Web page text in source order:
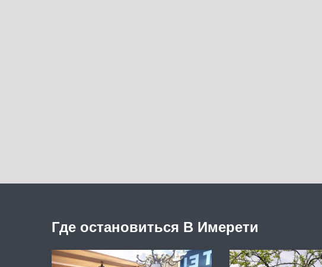
Где остановиться В Имерети